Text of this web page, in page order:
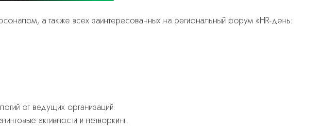
а также всех заинтересованных на региональный форум «HR-день:
от ведущих организаций.
активности и нетворкинг.